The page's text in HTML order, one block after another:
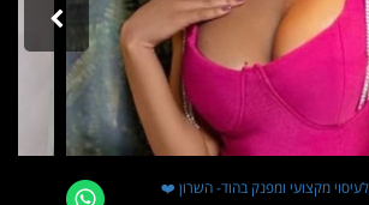
מקצועי ומפנק בהוד- השרון ❤️